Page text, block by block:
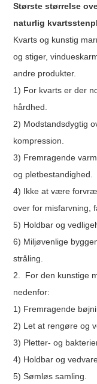
Største størrelse
naturlig
Kvarts og kunstig
og stiger,
andre produkter.
1) For kvarts er der
hårdhed.
2) Modstandsdygtig
kompression.
3) Fremragende
og pletbestandighed.
4) Ikke at være
over for misfarvning,
5) Holdbar og
6) Miljøvenlige
stråling.
2. For den kunstige
nedenfor:
1) Fremragende
2) Let at rengøre og
3) Pletter- og
4) Holdbar og
5) Sømløs samling.